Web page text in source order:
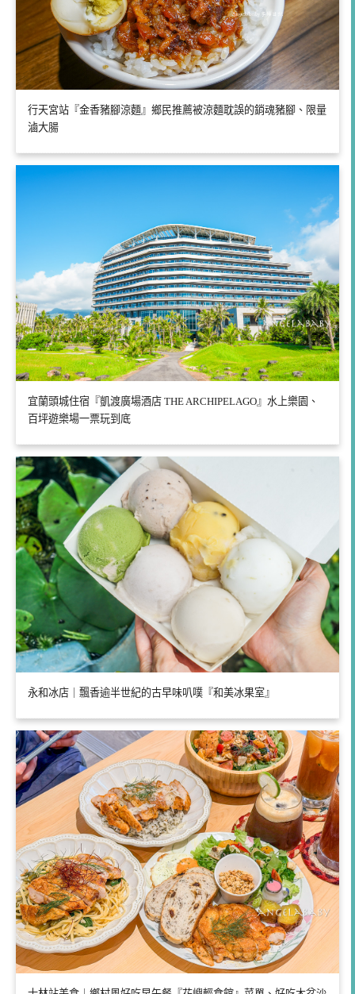
行天宮站『金香豬腳涼麵』鄉民推薦被涼麵耽誤的銷魂豬腳、限量
滷大腸
宜蘭頭城住宿『凱渡廣場酒店 THE ARCHIPELAGO』水上樂園、
百坪遊樂場一票玩到底
永和冰店｜飄香逾半世紀的古早味叭噗『和美冰果室』